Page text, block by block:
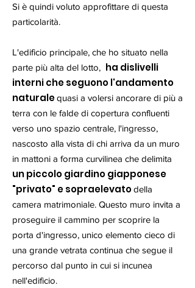
Si è quindi voluto approfittare di questa
particolarità.
L'edificio principale, che ho situato nella
parte più alta del lotto, ha dislivelli
interni che seguono l'andamento
naturalequasi a volersi ancorare di più a
terra con le falde di copertura confluenti
verso uno spazio centrale, l'ingresso,
nascosto alla vista di chi arriva da un muro
in mattoni a forma curvilinea che delimita
un piccolo giardino giapponese
"privato" e sopraelevatodella
camera matrimoniale. Questo muro invita a
proseguire il cammino per scoprire la
porta d'ingresso, unico elemento cieco di
una grande vetrata continua che segue il
percorso dal punto in cui si incunea
nell'edificio.